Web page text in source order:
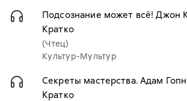
Подсознание может всё! Джон
Кратко
(Чтец)
Культур-Мультур
Секреты мастерства. Адам
Кратко